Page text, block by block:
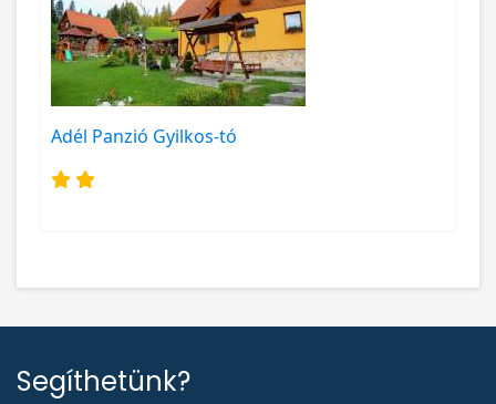
Adél Panzió Gyilkos-tó
Segíthetünk?